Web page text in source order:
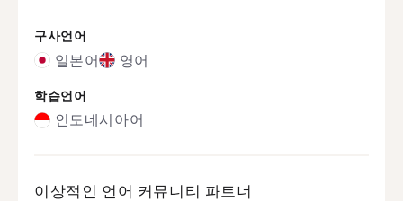
구사언어
일본어 영어
학습언어
인도네시아어
이상적인 언어 커뮤니티 파트너